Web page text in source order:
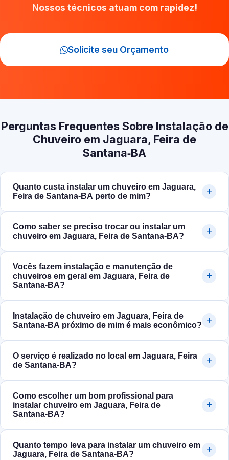
Nossos técnicos atuam com rapidez!
Solicite seu Orçamento
Perguntas Frequentes Sobre Instalação de
Chuveiro em Jaguara, Feira de
Santana‑BA
Quanto custa instalar um chuveiro em Jaguara,
Feira de Santana‑BA perto de mim?
Como saber se preciso trocar ou instalar um
chuveiro em Jaguara, Feira de Santana‑BA?
Vocês fazem instalação e manutenção de
chuveiros em geral em Jaguara, Feira de
Santana‑BA?
Instalação de chuveiro em Jaguara, Feira de
Santana‑BA próximo de mim é mais econômico?
O serviço é realizado no local em Jaguara, Feira
de Santana‑BA?
Como escolher um bom profissional para
instalar chuveiro em Jaguara, Feira de
Santana‑BA?
Quanto tempo leva para instalar um chuveiro em
Jaguara, Feira de Santana‑BA?